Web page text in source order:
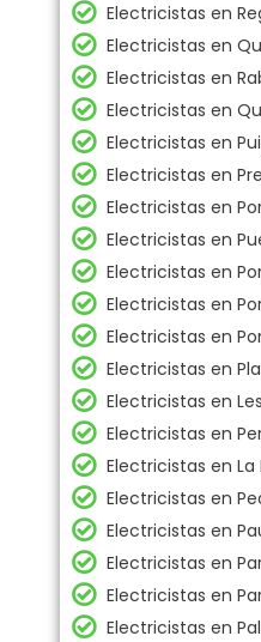
Electricistas en
Electricistas en
Electricistas en
Electricistas en
Electricistas en
Electricistas en
Electricistas en
Electricistas en
Electricistas en
Electricistas en
Electricistas en
Electricistas en
Electricistas en
Electricistas en
Electricistas en La
Electricistas en
Electricistas en
Electricistas en
Electricistas en
Electricistas en